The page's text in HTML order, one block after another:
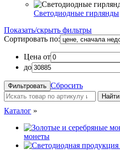
Светодиодные гирлянды
Показать/скрыть фильтры
Сортировать по:
Цена от
до
Сбросить
Найти
Каталог »
монеты